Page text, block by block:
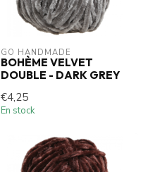
GO HANDMADE
BOHÈME VELVET
DOUBLE - DARK GREY
€4,25
En stock